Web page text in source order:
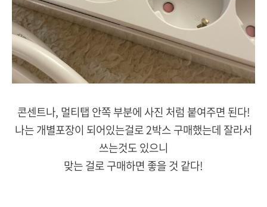
콘센트나, 멀티탭 안쪽 부분에 사진 처럼 붙여주면 된다!
나는 개별포장이 되어있는걸로 2박스 구매했는데 잘라서
쓰는것도 있으니
맞는 걸로 구매하면 좋을 것 같다!